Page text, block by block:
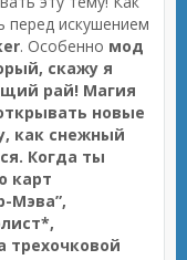
перед искушением
. Особенно мод
скажу я
рай! Магия
новые
как снежный
Когда ты
карт
Мэва”,
трехочковой